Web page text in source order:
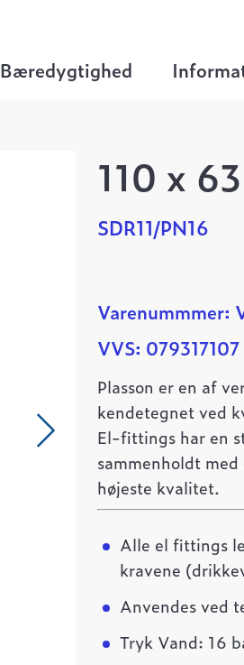
Bæredygtighed
110 x
SDR11/PN16
Varenummmer:
VVS: 079317107
Plasson er en af
kendetegnet ved
El-fittings har en
sammenholdt
højeste kvalitet.
Alle el fittings
kravene
Anvendes ved
Tryk Vand: 16